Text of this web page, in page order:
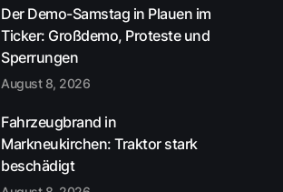
Der Demo-Samstag in Plauen im
Ticker: Großdemo, Proteste und
Sperrungen
August 8, 2026
Fahrzeugbrand in
Markneukirchen: Traktor stark
beschädigt